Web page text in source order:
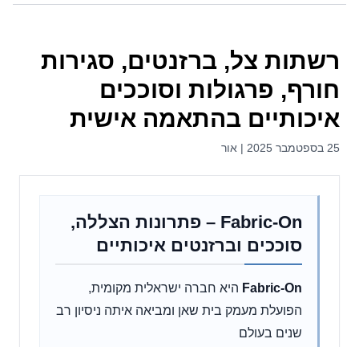
רשתות צל, ברזנטים, סגירות
חורף, פרגולות וסוככים
איכותיים בהתאמה אישית
25 בספטמבר 2025 | אור
Fabric-On – פתרונות הצללה,
סוככים וברזנטים איכותיים
Fabric-On היא חברה ישראלית מקומית,
הפועלת מעמק בית שאן ומביאה איתה ניסיון רב
שנים בעולם